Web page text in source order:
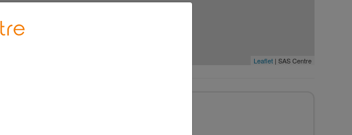
Leaflet | SAS Centre